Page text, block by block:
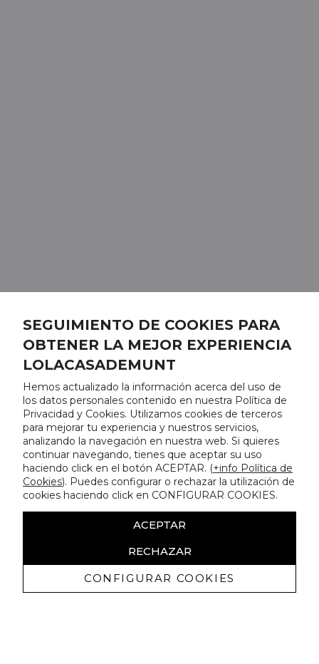
SEGUIMIENTO DE COOKIES PARA
OBTENER LA MEJOR EXPERIENCIA
LOLACASADEMUNT
Hemos actualizado la información acerca del uso de
los datos personales contenido en nuestra Política de
Privacidad y Cookies. Utilizamos cookies de terceros
para mejorar tu experiencia y nuestros servicios,
analizando la navegación en nuestra web. Si quieres
continuar navegando, tienes que aceptar su uso
haciendo click en el botón ACEPTAR. (+info Política de
Cookies). Puedes configurar o rechazar la utilización de
cookies haciendo click en CONFIGURAR COOKIES.
ACEPTAR
RECHAZAR
CONFIGURAR COOKIES